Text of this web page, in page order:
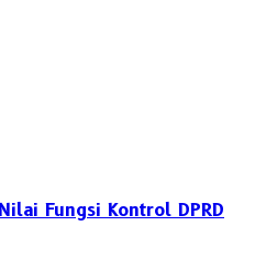
Fungsi Kontrol DPRD